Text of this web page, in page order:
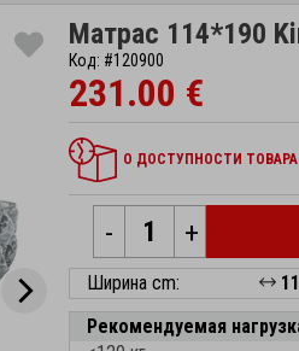
Матрас 114*190
Код: #120900
231.00 €
О ДОСТУПНОСТИ
- +
Ширина cm:
Рекомендуемая